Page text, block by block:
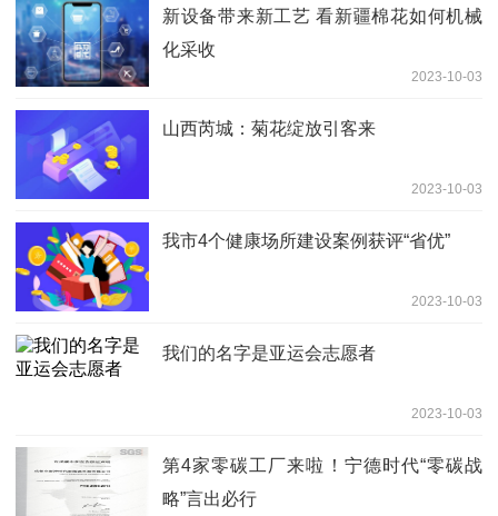
新设备带来新工艺 看新疆棉花如何机械
化采收
2023-10-03
山西芮城：菊花绽放引客来
2023-10-03
我市4个健康场所建设案例获评“省优”
2023-10-03
我们的名字是亚运会志愿者
2023-10-03
第4家零碳工厂来啦！宁德时代“零碳战
略”言出必行